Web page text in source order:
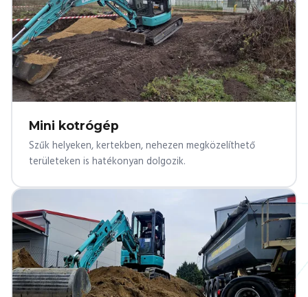
Mini kotrógép
Szűk helyeken, kertekben, nehezen megközelíthető
területeken is hatékonyan dolgozik.